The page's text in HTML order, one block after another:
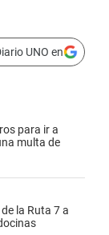
UNO en
para ir a
multa de
la Ruta 7 a